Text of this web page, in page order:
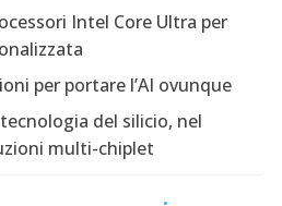
Intel Core Ultra per
per portare l’AI ovunque
del silicio, nel
multi-chiplet